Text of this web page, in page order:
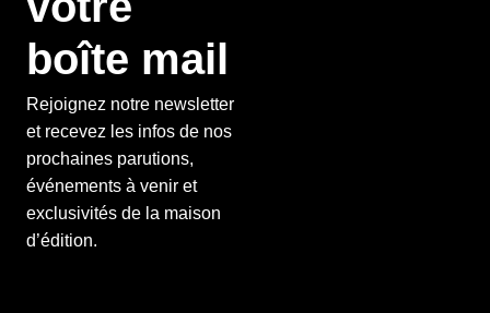
boîte mail
Rejoignez notre newsletter
et recevez les infos de nos
prochaines parutions,
événements à venir et
exclusivités de la maison
d’édition.